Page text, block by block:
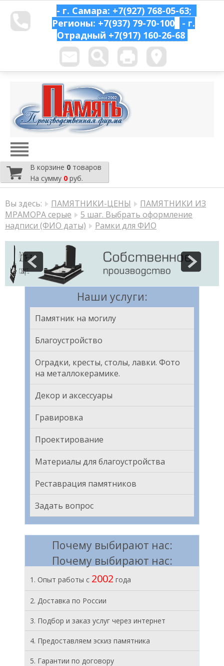
- г. Самара: +7(927) 768-05-63;
Регионы: +7(937) 79-70-100
- г.
Отрадный +7(917) 160-26-68
В корзине 0 товаров
На сумму 0 руб.
Вы здесь: ПАМЯТНИКИ-ЦЕНЫ
ПАМЯТНИКИ ИЗ
МРАМОРА серые
5 шаг. Выбрать оформление
надписи (ФИО даты)
Рамки для ФИО
Наши услуги:
Памятник на могилу
Благоустройство
Оградки, кресты, столы, лавки. Фото
на металлокерамике.
Декор и аксессуары
Гравировка
Проектирование
Материалы для благоустройства
Реставрация памятников
Задать вопрос
Почему выбирают нас:
Почему выбирают нас:
1. Опыт работы с 2002 года
2. Доставка по России
3. Подбор и заказ услуг через интернет
4. Предоставляем эскиз памятника
5. Гарантии по договору